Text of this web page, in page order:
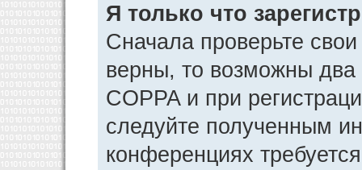
Я только что
Сначала проверьте
верны, то возможны
COPPA и при
следуйте полученным
конференциях